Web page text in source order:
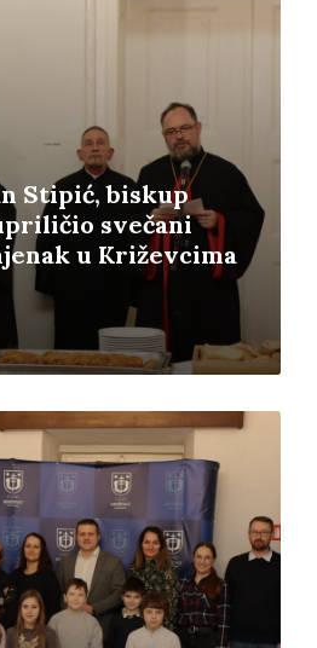
Stipić, biskup
svečani
u Križevcima